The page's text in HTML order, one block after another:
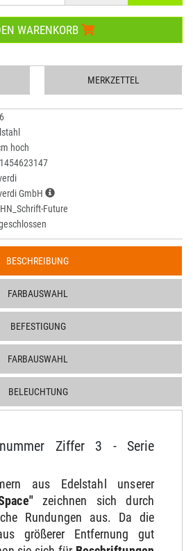
WARENKORB
MERKZETTEL
hoch
GmbH
HN_Schrift-Future
BESCHREIBUNG
FARBAUSWAHL
BEFESTIGUNG
FARBAUSWAHL
BELEUCHTUNG
Ziffer 3 - Serie
aus Edelstahl unserer
zeichnen sich durch
Rundungen aus. Da die
größerer Entfernung gut